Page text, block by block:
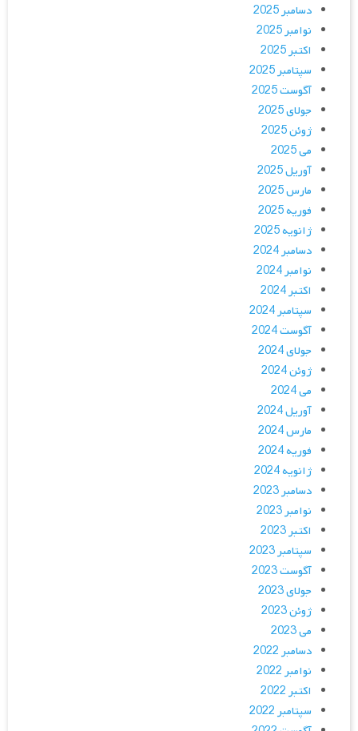
دسامبر 2025
نوامبر 2025
اکتبر 2025
سپتامبر 2025
آگوست 2025
جولای 2025
ژوئن 2025
می 2025
آوریل 2025
مارس 2025
فوریه 2025
ژانویه 2025
دسامبر 2024
نوامبر 2024
اکتبر 2024
سپتامبر 2024
آگوست 2024
جولای 2024
ژوئن 2024
می 2024
آوریل 2024
مارس 2024
فوریه 2024
ژانویه 2024
دسامبر 2023
نوامبر 2023
اکتبر 2023
سپتامبر 2023
آگوست 2023
جولای 2023
ژوئن 2023
می 2023
دسامبر 2022
نوامبر 2022
اکتبر 2022
سپتامبر 2022